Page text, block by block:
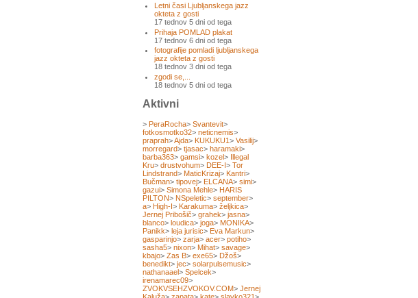
Letni časi Ljubljanskega jazz
okteta z gosti
17 tednov 5 dni od tega
Prihaja POMLAD plakat
17 tednov 6 dni od tega
fotografije pomladi ljubljanskega
jazz okteta z gosti
18 tednov 3 dni od tega
zgodi se,...
18 tednov 5 dni od tega
Aktivni
> PeraRocha> Svantevit>
fotkosmotko32> neticnemis>
praprah>Ajda> KUKUKU1> Vasilij>
morregard> tjasac> haramaki>
barba363> gamsi> kozel> Illegal
Kru> drustvohum> DEE-I> Tor
Lindstrand> MaticKrizaj> Kantri>
Bučman> tipovej> ELCANA> simi>
gazui> Simona Mehle> HARIS
PILTON> NSpeletic> september>
a> High-I> Karakuma> željkica>
Jernej Pribošič> grahek> jasna>
blanco> loudica> joga> MONIKA>
Panikk> leja jurisic> Eva Markun>
gasparinjo> zarja> acer> potiho>
sasha5> nixon> Mihat> savage>
kbajo> Zas B> exe65> Džoš>
benedikt> jec> solarpulsemusic>
nathanaael> Spelcek>
irenamarec09>
ZVOKVSEHZVOKOV.COM> Jernej
Kaluža> zapata> kate> slavko321>